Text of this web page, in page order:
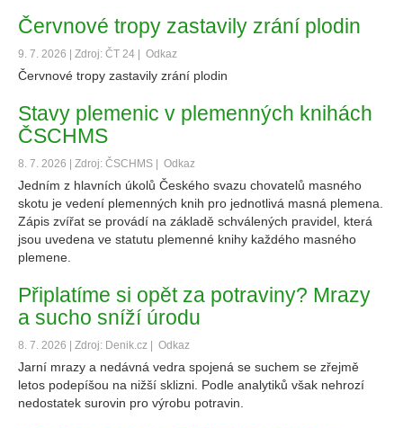
Červnové tropy zastavily zrání plodin
9. 7. 2026 | Zdroj: ČT 24 | Odkaz
Červnové tropy zastavily zrání plodin
Stavy plemenic v plemenných knihách
ČSCHMS
8. 7. 2026 | Zdroj: ČSCHMS | Odkaz
Jedním z hlavních úkolů Českého svazu chovatelů masného
skotu je vedení plemenných knih pro jednotlivá masná plemena.
Zápis zvířat se provádí na základě schválených pravidel, která
jsou uvedena ve statutu plemenné knihy každého masného
plemene.
Připlatíme si opět za potraviny? Mrazy
a sucho sníží úrodu
8. 7. 2026 | Zdroj: Denik.cz | Odkaz
Jarní mrazy a nedávná vedra spojená se suchem se zřejmě
letos podepíšou na nižší sklizni. Podle analytiků však nehrozí
nedostatek surovin pro výrobu potravin.